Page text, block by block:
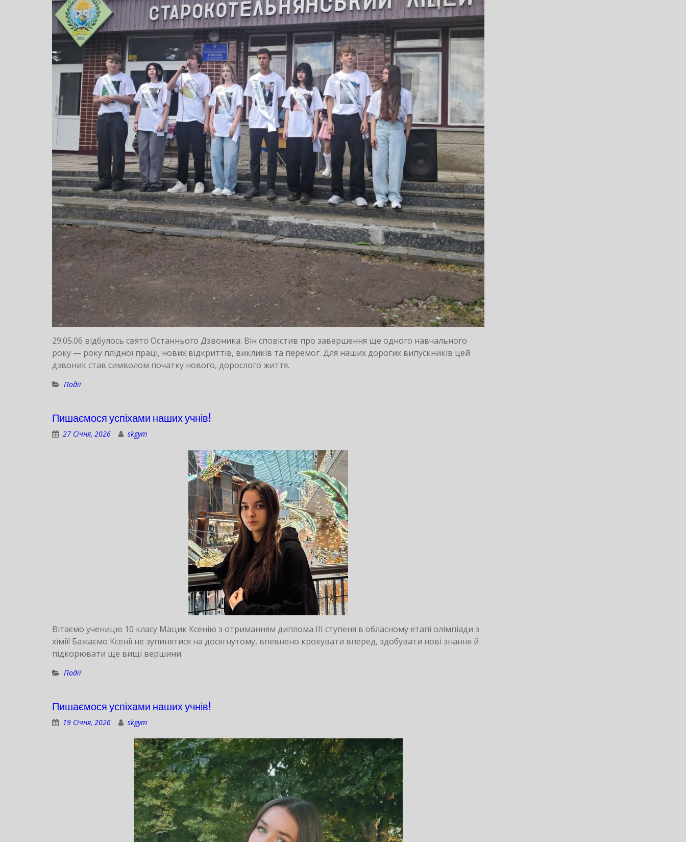
29.05.06 відбулось свято Останнього Дзвоника. Він сповістив про завершення ще одного навчального
року — року плідної праці, нових відкриттів, викликів та перемог. Для наших дорогих випускників цей
дзвоник став символом початку нового, дорослого життя.
Події
Пишаємося успіхами наших учнів!
27 Січня, 2026 skgym
Вітаємо ученицю 10 класу Мацик Ксенію з отриманням диплома ІІІ ступеня в обласному етапі олімпіади з
хімії! Бажаємо Ксенії не зупинятися на досягнутому, впевнено крокувати вперед, здобувати нові знання й
підкорювати ще вищі вершини.
Події
Пишаємося успіхами наших учнів!
19 Січня, 2026 skgym